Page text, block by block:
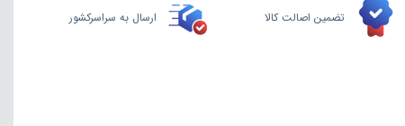
تضمین اصالت کالا ارسال به سراسرکشور